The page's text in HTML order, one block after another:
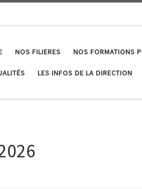
NOS FILIERES NOS FORMATIONS
LES INFOS DE LA DIRECTION